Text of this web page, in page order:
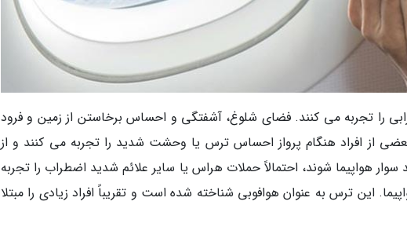
را تجربه می کنند. فضای شلوغ، آشفتگی و احساس برخاستن از زمین و فرود
از افراد هنگام پرواز احساس ترس یا وحشت شدید را تجربه می کنند و از
سوار هواپیما شوند، احتمالاً حملات هراس یا سایر علائم شدید اضطراب را تجربه
این ترس به عنوان هوافوبی شناخته شده است و تقریباً افراد زیادی را مبتلا